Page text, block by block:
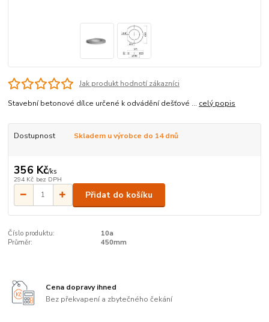
Jak produkt hodnotí zákazníci
Stavební betonové dílce určené k odvádění dešťové ... celý popis
Dostupnost Skladem u výrobce do 14 dnů
356 Kč/ks
294 Kč bez DPH
Přidat do košíku
Číslo produktu:
10a
Průměr:
450mm
Cena dopravy ihned
Bez překvapení a zbytečného čekání